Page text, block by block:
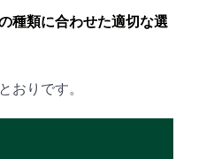
種類に合わせた適切な選
おりです。